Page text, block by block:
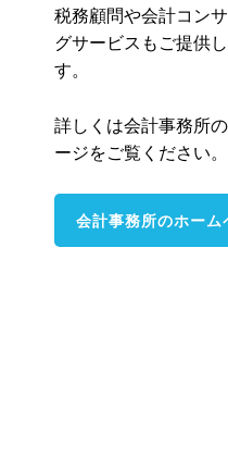
税務顧問や会計コン
グサービスもご提供
す。
詳しくは会計事務所
ージをご覧ください。
会計事務所のホーム